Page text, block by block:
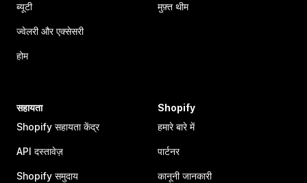
ब्यूटी
ज्वेलरी और एक्सेसरी
होम
मुफ़्त थीम
सहायता
Shopify सहायता केंद्र
API दस्तावेज़
Shopify समुदाय
Shopify
हमारे बारे में
पार्टनर
कानूनी जानकारी